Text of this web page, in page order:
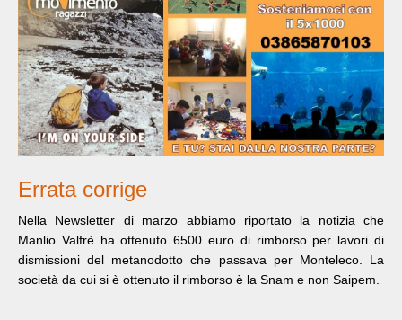
Errata corrige
Nella Newsletter di marzo abbiamo riportato la notizia che
Manlio Valfrè ha ottenuto 6500 euro di rimborso per lavori di
dismissioni del metanodotto che passava per Monteleco. La
società da cui si è ottenuto il rimborso è la Snam e non Saipem.